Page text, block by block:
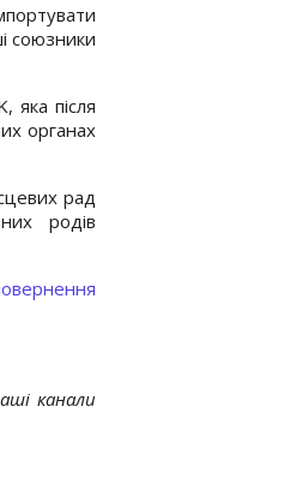
союзники
яка після
органах
рад
родів
канали